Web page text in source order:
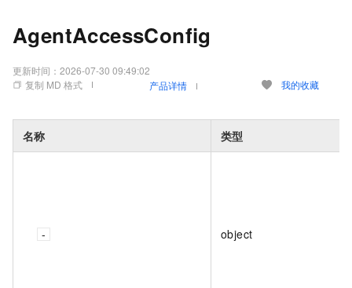
AgentAccessConfig
更新时间： 2026-07-30 09:49:02
复制 MD 格式
产品详情 我的收藏
名称 类型
object